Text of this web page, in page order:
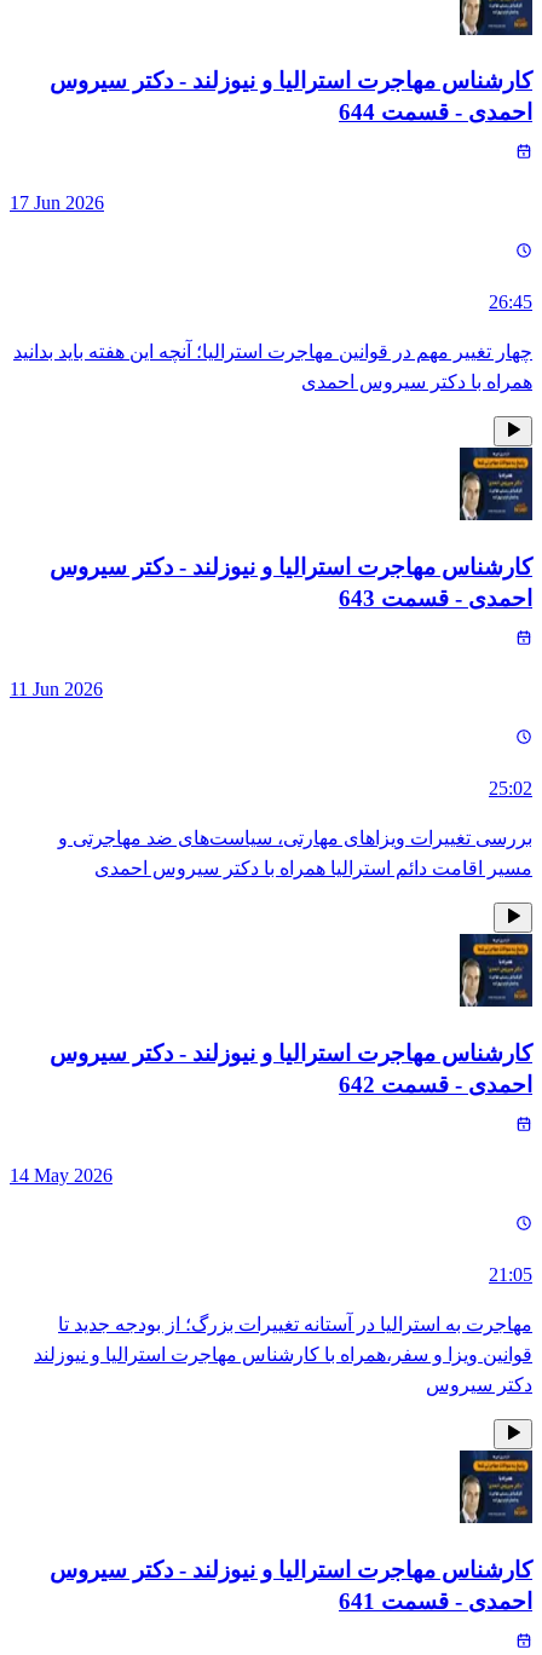
کارشناس مهاجرت استرالیا و نیوزلند - دکتر سیروس
احمدی - قسمت 644
17 Jun 2026
26:45
چهار تغییر مهم در قوانین مهاجرت استرالیا؛ آنچه این هفته باید بدانید
همراه با دکتر سیروس احمدی
کارشناس مهاجرت استرالیا و نیوزلند - دکتر سیروس
احمدی - قسمت 643
11 Jun 2026
25:02
بررسی تغییرات ویزاهای مهارتی، سیاست‌های ضد مهاجرتی و
مسیر اقامت دائم استرالیا همراه با دکتر سیروس احمدی
کارشناس مهاجرت استرالیا و نیوزلند - دکتر سیروس
احمدی - قسمت 642
14 May 2026
21:05
مهاجرت به استرالیا در آستانه تغییرات بزرگ؛ از بودجه جدید تا
قوانین ویزا و سفر،همراه با کارشناس مهاجرت استرالیا و نیوزلند
دکتر سیروس
کارشناس مهاجرت استرالیا و نیوزلند - دکتر سیروس
احمدی - قسمت 641